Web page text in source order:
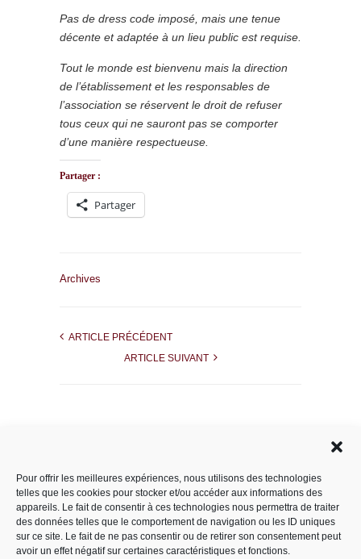
Pour offrir les meilleures expériences, nous utilisons des technologies
telles que les cookies pour stocker et/ou accéder aux informations des
appareils. Le fait de consentir à ces technologies nous permettra de traiter
des données telles que le comportement de navigation ou les ID uniques
sur ce site. Le fait de ne pas consentir ou de retirer son consentement peut
avoir un effet négatif sur certaines caractéristiques et fonctions.
Pas de dress code imposé, mais une tenue
décente et adaptée à un lieu public est requise.
Tout le monde est bienvenu mais la direction
de l’établissement et les responsables de
l’association se réservent le droit de refuser
tous ceux qui ne sauront pas se comporter
d’une manière respectueuse.
Partager :
Partager
Archives
ARTICLE PRÉCÉDENT
ARTICLE SUIVANT
Catégories